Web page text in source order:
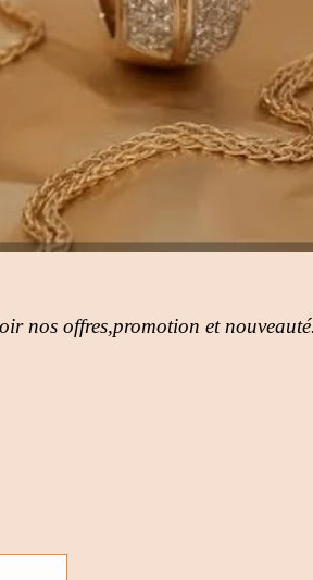
nos offres,promotion et